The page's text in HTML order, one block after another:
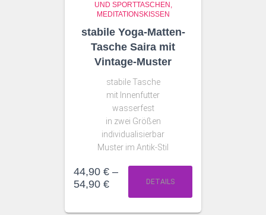
UND SPORTTASCHEN,
MEDITATIONSKISSEN
stabile Yoga-Matten-
Tasche Saira mit
Vintage-Muster
stabile Tasche
mit Innenfutter
wasserfest
in zwei Größen
individualisierbar
Muster im Antik-Stil
44,90 € –
54,90 € DETAILS